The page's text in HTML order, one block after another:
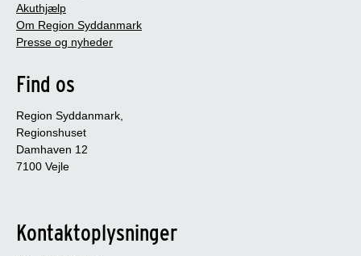
Akuthjælp
Om Region Syddanmark
Presse og nyheder
Find os
Region Syddanmark,
Regionshuset
Damhaven 12
7100 Vejle
Kontaktoplysninger